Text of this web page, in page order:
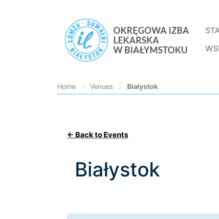
Home > Venues > Białystok
← Back to Events
Białystok